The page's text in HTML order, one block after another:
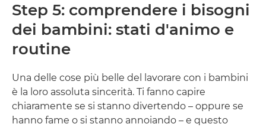
Step 5: comprendere i bisogni
dei bambini: stati d'animo e
routine
Una delle cose più belle del lavorare con i bambini
è la loro assoluta sincerità. Ti fanno capire
chiaramente se si stanno divertendo – oppure se
hanno fame o si stanno annoiando – e questo